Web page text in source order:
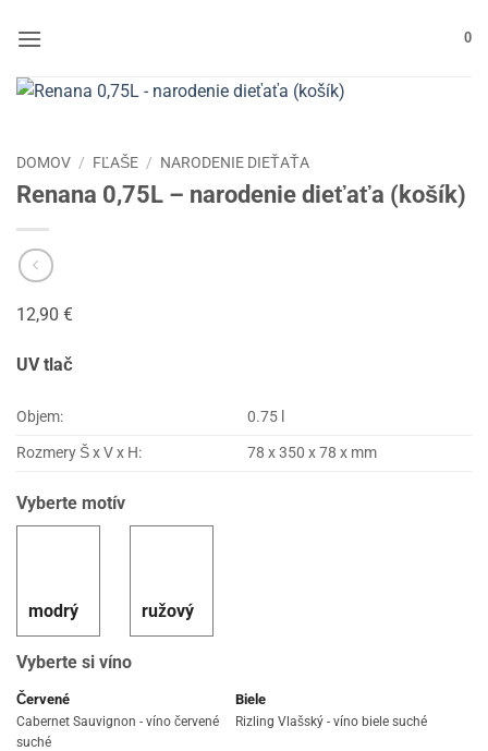
0
DOMOV / FĽAŠE / NARODENIE DIEŤAŤA
Renana 0,75L – narodenie dieťaťa (košík)
12,90 €
UV tlač
Objem:
0.75 l
Rozmery Š x V x H:
78 x 350 x 78 x mm
Vyberte motív
modrý ružový
Vyberte si víno
Červené
Cabernet Sauvignon - víno červené
suché
Biele
Rizling Vlašský - víno biele suché